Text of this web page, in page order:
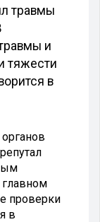
травмы
и
тяжести
в
главном
проверки
в